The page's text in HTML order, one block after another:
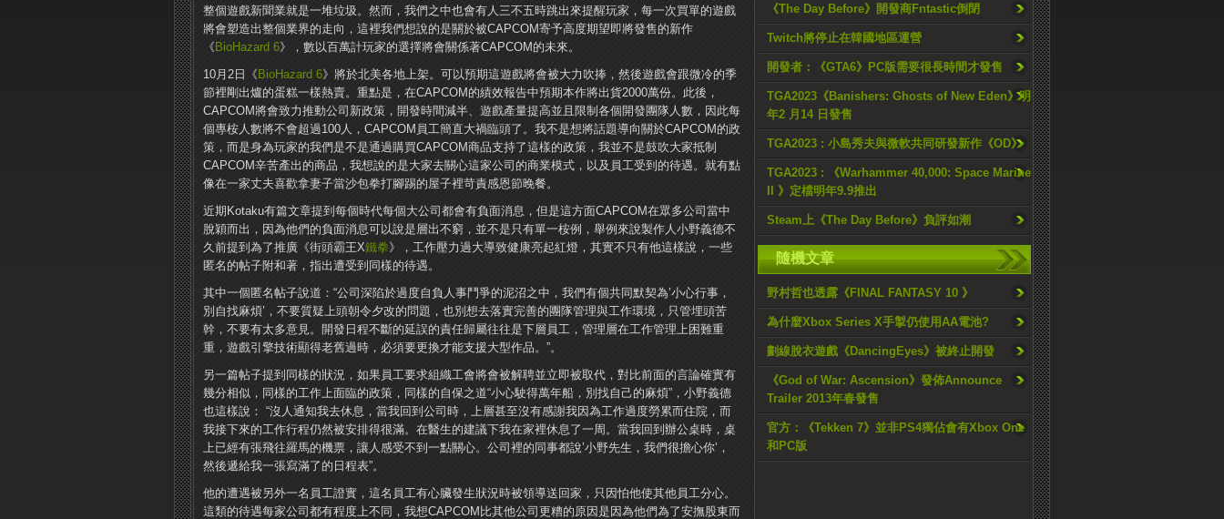
《The Day Before》開發商Fntastic倒閉
Twitch將停止在韓國地區運營
開發者：《GTA6》PC版需要很長時間才發售
TGA2023《Banishers: Ghosts of New Eden》明
年2 月14 日發售
TGA2023 : 小島秀夫與微軟共同研發新作《OD》
TGA2023 : 《Warhammer 40,000: Space Marine
II 》定檔明年9.9推出
Steam上《The Day Before》負評如潮
隨機文章
野村哲也透露《FINAL FANTASY 10 》
為什麼Xbox Series X手掣仍使用AA電池?
劃線脫衣遊戲《DancingEyes》被終止開發
《God of War: Ascension》發佈Announce
Trailer 2013年春發售
官方：《Tekken 7》並非PS4獨佔會有Xbox One
和PC版
整個遊戲新聞業就是一堆垃圾。然而，我們之中也會有人三不五時跳出來提醒玩家，每一次買單的遊戲
將會塑造出整個業界的走向，這裡我們想說的是關於被CAPCOM寄予高度期望即將發售的新作
《 BioHazard 6》，數以百萬計玩家的選擇將會關係著CAPCOM的未來。
10月2日《 BioHazard 6》將於北美各地上架。可以預期這遊戲將會被大力吹捧，然後遊戲會跟微冷的季
節裡剛出爐的蛋糕一樣熱賣。重點是，在CAPCOM的績效報告中預期本作將出貨2000萬份。此後，
CAPCOM將會致力推動公司新政策，開發時間減半、遊戲產量提高並且限制各個開發團隊人數，因此每
個專桉人數將不會超過100人，CAPCOM員工簡直大禍臨頭了。我不是想將話題導向關於CAPCOM的政
策，而是身為玩家的我們是不是通過購買CAPCOM商品支持了這樣的政策，我並不是鼓吹大家抵制
CAPCOM辛苦產出的商品，我想說的是大家去關心這家公司的商業模式，以及員工受到的待遇。就有點
像在一家丈夫喜歡拿妻子當沙包拳打腳踢的屋子裡苛責感恩節晚餐。
近期Kotaku有篇文章提到每個時代每個大公司都會有負面消息，但是這方面CAPCOM在眾多公司當中
脫穎而出，因為他們的負面消息可以說是層出不窮，並不是只有單一桉例，舉例來說製作人小野義德不
久前提到為了推廣《街頭霸王X鐵拳》，工作壓力過大導致健康亮起紅燈，其實不只有他這樣說，一些
匿名的帖子附和著，指出遭受到同樣的待遇。
其中一個匿名帖子說道：“公司深陷於過度自負人事鬥爭的泥沼之中，我們有個共同默契為’小心行事，
別自找麻煩’，不要質疑上頭朝令夕改的問題，也別想去落實完善的團隊管理與工作環境，只管埋頭苦
幹，不要有太多意見。開發日程不斷的延誤的責任歸屬往往是下層員工，管理層在工作管理上困難重
重，遊戲引擎技術顯得老舊過時，必須要更換才能支援大型作品。”。
另一篇帖子提到同樣的狀況，如果員工要求組織工會將會被解聘並立即被取代，對比前面的言論確實有
幾分相似，同樣的工作上面臨的政策，同樣的自保之道“小心駛得萬年船，別找自己的麻煩”，小野義德
也這樣說： “沒人通知我去休息，當我回到公司時，上層甚至沒有感謝我因為工作過度勞累而住院，而
我接下來的工作行程仍然被安排得很滿。在醫生的建議下我在家裡休息了一周。當我回到辦公桌時，桌
上已經有張飛往羅馬的機票，讓人感受不到一點關心。公司裡的同事都說’小野先生，我們很擔心你’，
然後遞給我一張寫滿了的日程表”。
他的遭遇被另外一名員工證實，這名員工有心臟發生狀況時被領導送回家，只因怕他使其他員工分心。
這類的待遇每家公司都有程度上不同，我想CAPCOM比其他公司更糟的原因是因為他們為了安撫股東而